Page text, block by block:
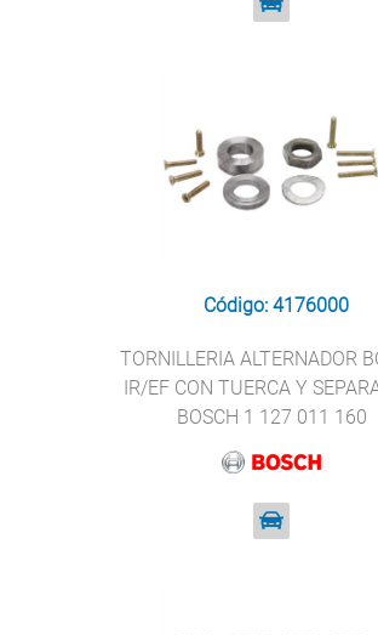
Código: 4176000
TORNILLERIA ALTERNADOR
IR/EF CON TUERCA Y
BOSCH 1 127 011 160